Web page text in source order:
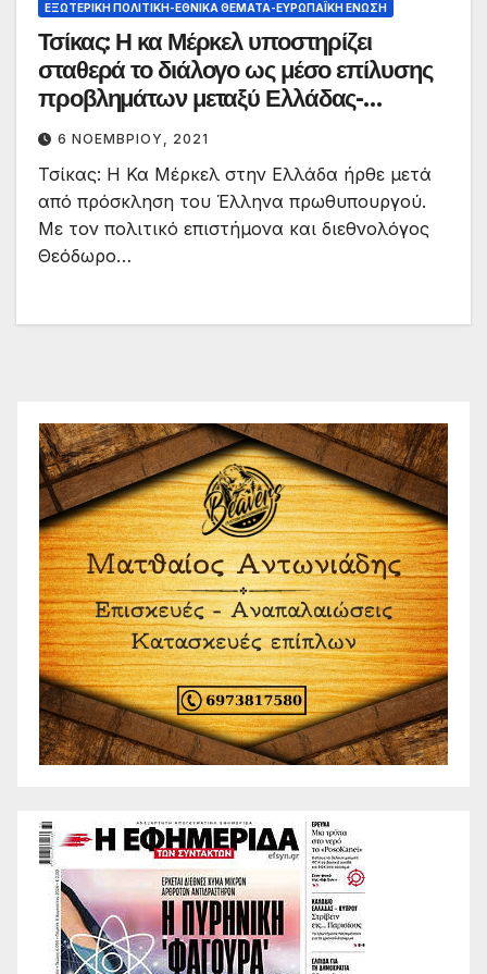
ΕΞΩΤΕΡΙΚΉ ΠΟΛΙΤΙΚΉ-ΕΘΝΙΚΆ ΘΈΜΑΤΑ-ΕΥΡΩΠΑΪΚΉ ΈΝΩΣΗ
Τσίκας: Η κα Μέρκελ υποστηρίζει
σταθερά το διάλογο ως μέσο επίλυσης
προβλημάτων μεταξύ Ελλάδας-
Τουρκίας
6 ΝΟΕΜΒΡΊΟΥ, 2021
Τσίκας: Η Κα Μέρκελ στην Ελλάδα ήρθε μετά
από πρόσκληση του Έλληνα πρωθυπουργού.
Με τον πολιτικό επιστήμονα και διεθνολόγος
Θεόδωρο…